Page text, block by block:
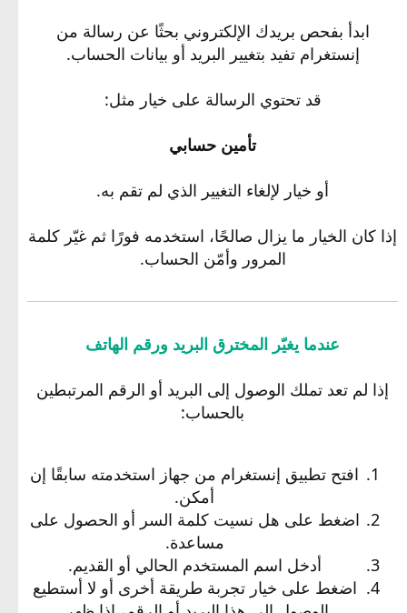
ابدأ بفحص بريدك الإلكتروني بحثًا عن رسالة من
إنستغرام تفيد بتغيير البريد أو بيانات الحساب.
قد تحتوي الرسالة على خيار مثل:
تأمين حسابي
أو خيار لإلغاء التغيير الذي لم تقم به.
إذا كان الخيار ما يزال صالحًا، استخدمه فورًا ثم غيّر كلمة
المرور وأمّن الحساب.
عندما يغيّر المخترق البريد ورقم الهاتف
إذا لم تعد تملك الوصول إلى البريد أو الرقم المرتبطين
بالحساب:
افتح تطبيق إنستغرام من جهاز استخدمته سابقًا إن
أمكن.
اضغط على هل نسيت كلمة السر أو الحصول على
مساعدة.
أدخل اسم المستخدم الحالي أو القديم.
اضغط على خيار تجربة طريقة أخرى أو لا أستطيع